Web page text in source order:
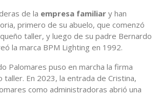
de la empresa familiar y han
primero de su abuelo, que comenzó
taller, y luego de su padre Bernardo
la marca BPM Lighting en 1992.
Palomares puso en marcha la firma
taller. En 2023, la entrada de Cristina,
como administradoras abrió una